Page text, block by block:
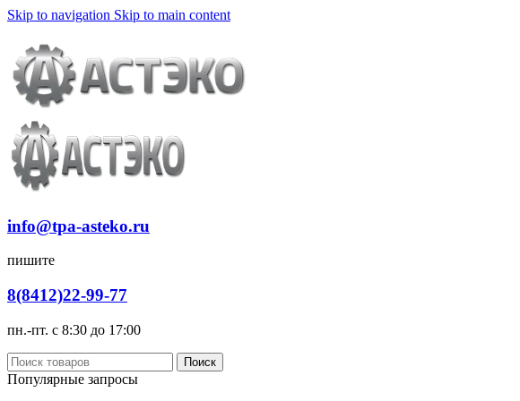
Skip to navigation Skip to main content
info@tpa-asteko.ru
пишите
8(8412)22-99-77
пн.-пт. с 8:30 до 17:00
Поиск
Популярные запросы